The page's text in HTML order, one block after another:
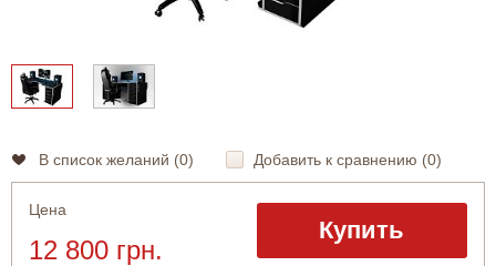
В список желаний (0) Добавить к сравнению (0)
Цена
12 800 грн.
Купить